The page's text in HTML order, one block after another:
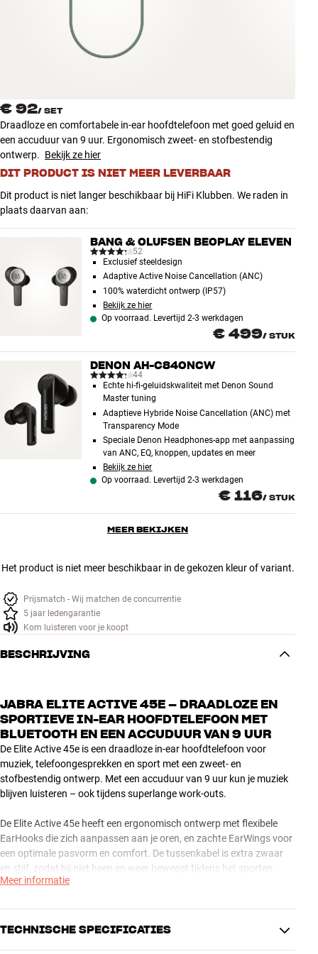
INSPIRATIE
NIEUW
AANBIEDINGEN
Winkels
Klantenservice
€ 92/ SET
Draadloze en comfortabele in-ear hoofdtelefoon met goed geluid en
een accuduur van 9 uur. Ergonomisch zweet- en stofbestendig
ontwerp. Bekijk ze hier
DIT PRODUCT IS NIET MEER LEVERBAAR
Dit product is niet langer beschikbaar bij HiFi Klubben. We raden in
plaats daarvan aan:
BANG & OLUFSEN BEOPLAY ELEVEN
52
Exclusief steeldesign
Adaptive Active Noise Cancellation (ANC)
100% waterdicht ontwerp (IP57)
Bekijk ze hier
Op voorraad. Levertijd 2-3 werkdagen
€ 499/ STUK
DENON AH-C840NCW
44
Echte hi-fi-geluidskwaliteit met Denon Sound
Master tuning
Adaptieve Hybride Noise Cancellation (ANC) met
Transparency Mode
Speciale Denon Headphones-app met aanpassing
van ANC, EQ, knoppen, updates en meer
Bekijk ze hier
Op voorraad. Levertijd 2-3 werkdagen
€ 116/ STUK
MEER BEKIJKEN
Het product is niet meer beschikbaar in de gekozen kleur of variant.
Prijsmatch - Wij matchen de concurrentie
5 jaar ledengarantie
Kom luisteren voor je koopt
BESCHRIJVING
JABRA ELITE ACTIVE 45E – DRAADLOZE EN
SPORTIEVE IN-EAR HOOFDTELEFOON MET
BLUETOOTH EN EEN ACCUDUUR VAN 9 UUR
De Elite Active 45e is een draadloze in-ear hoofdtelefoon voor
muziek, telefoongesprekken en sport met een zweet- en
stofbestendig ontwerp. Met een accuduur van 9 uur kun je muziek
blijven luisteren – ook tijdens superlange work-outs.
De Elite Active 45e heeft een ergonomisch ontwerp met flexibele
EarHooks die zich aanpassen aan je oren, en zachte EarWings voor
een optimale pasvorm en comfort. De tussenkabel is extra zwaar
en stijf, zodat hij niet heen en weer beweegt tijdens het sporten.
omgeving nog wel door. Dat betekent dat je veilig kunt hardlopen in
het verkeer. De knoppen van de Elite Active 45e zijn heel eenvoudig
Meer informatie
TECHNISCHE SPECIFICATIES